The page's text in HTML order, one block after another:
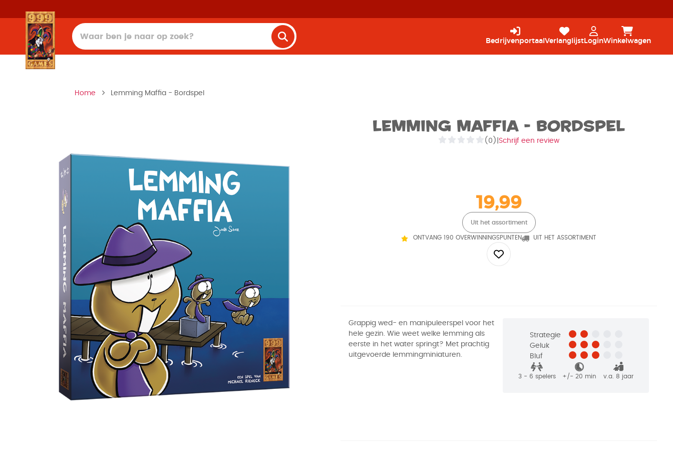
Bedrijvenportaal Verlanglijst LoginWinkelwagen
Home Lemming Maffia - Bordspel
Lemming Maffia - Bordspel
(0) Schrijf een review
19,99
Uit het assortiment
ONTVANG 190 OVERWINNINGSPUNTEN UIT HET ASSORTIMENT
Grappig wed- en manipuleerspel voor het
hele gezin. Wie weet welke lemming als
eerste in het water springt? Met prachtig
uitgevoerde lemmingminiaturen.
Strategie
Geluk
Bluf
3 - 6 spelers +/- 20 min v.a. 8 jaar